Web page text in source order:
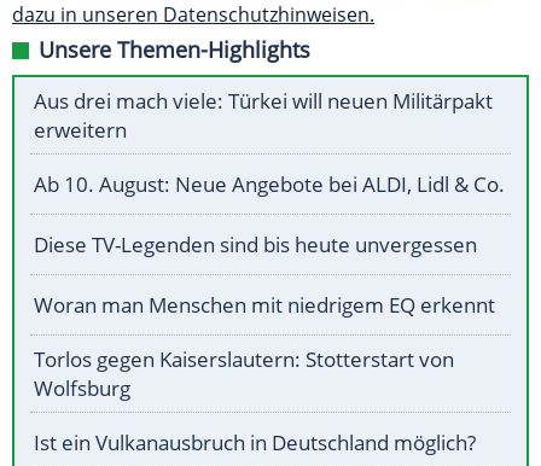
dazu in unseren Datenschutzhinweisen.
Unsere Themen-Highlights
Aus drei mach viele: Türkei will neuen Militärpakt
erweitern
Ab 10. August: Neue Angebote bei ALDI, Lidl & Co.
Diese TV-Legenden sind bis heute unvergessen
Woran man Menschen mit niedrigem EQ erkennt
Torlos gegen Kaiserslautern: Stotterstart von
Wolfsburg
Ist ein Vulkanausbruch in Deutschland möglich?